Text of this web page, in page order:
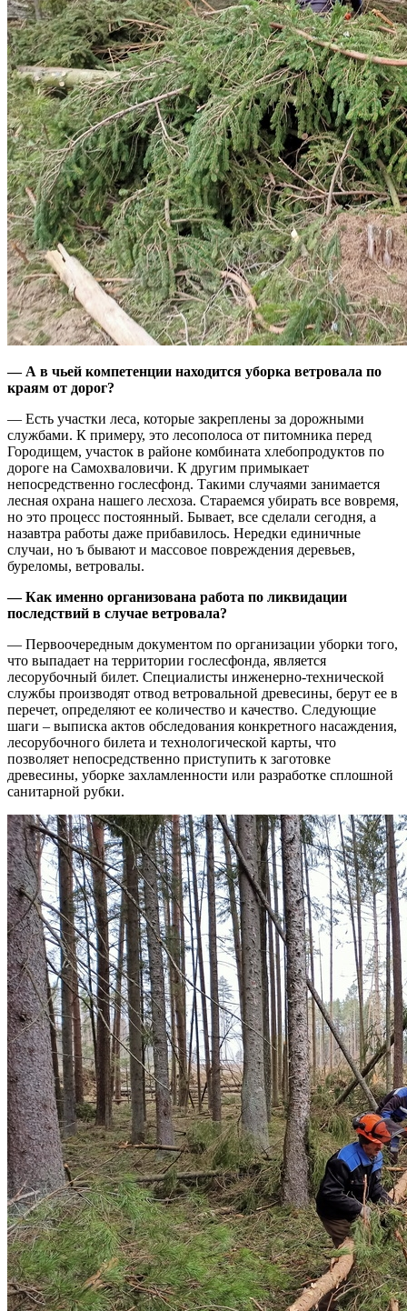
— А в чьей компетенции находится уборка ветровала по
краям от дорог?
— Есть участки леса, которые закреплены за дорожными
службами. К примеру, это лесополоса от питомника перед
Городищем, участок в районе комбината хлебопродуктов по
дороге на Самохваловичи. К другим примыкает
непосредственно гослесфонд. Такими случаями занимается
лесная охрана нашего лесхоза. Стараемся убирать все вовремя,
но это процесс постоянный. Бывает, все сделали сегодня, а
назавтра работы даже прибавилось. Нередки единичные
случаи, но ъ бывают и массовое повреждения деревьев,
буреломы, ветровалы.
— Как именно организована работа по ликвидации
последствий в случае ветровала?
— Первоочередным документом по организации уборки того,
что выпадает на территории гослесфонда, является
лесорубочный билет. Специалисты инженерно-технической
службы производят отвод ветровальной древесины, берут ее в
перечет, определяют ее количество и качество. Следующие
шаги – выписка актов обследования конкретного насаждения,
лесорубочного билета и технологической карты, что
позволяет непосредственно приступить к заготовке
древесины, уборке захламленности или разработке сплошной
санитарной рубки.